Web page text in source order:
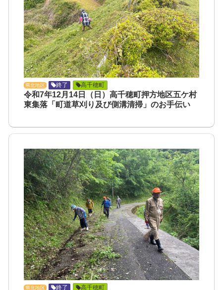
県北地区 終了 高千穂町
令和7年12月14日（日）高千穂町押方地区五ケ村
東集落「町道草刈り及び側溝清掃」のお手伝い
県北地区 終了 高千穂町